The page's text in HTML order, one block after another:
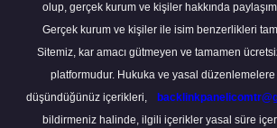
olup, gerçek kurum ve kişiler hakkında paylaşım
Gerçek kurum ve kişiler ile isim benzerlikleri
Sitemiz, kar amacı gütmeyen ve tamamen
platformudur. Hukuka ve yasal düzenlemelere
düşündüğünüz içerikleri,
bildirmeniz halinde, ilgili içerikler yasal süre